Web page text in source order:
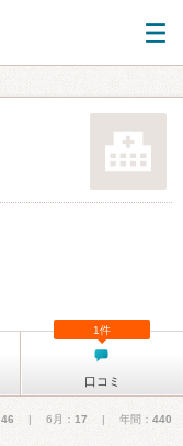
口コミ
1件
46 | 6月： 17 | 年間： 440